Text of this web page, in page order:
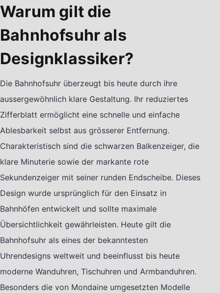
Warum gilt die
Bahnhofsuhr als
Designklassiker?
Die Bahnhofsuhr überzeugt bis heute durch ihre
aussergewöhnlich klare Gestaltung. Ihr reduziertes
Zifferblatt ermöglicht eine schnelle und einfache
Ablesbarkeit selbst aus grösserer Entfernung.
Charakteristisch sind die schwarzen Balkenzeiger, die
klare Minuterie sowie der markante rote
Sekundenzeiger mit seiner runden Endscheibe. Dieses
Design wurde ursprünglich für den Einsatz in
Bahnhöfen entwickelt und sollte maximale
Übersichtlichkeit gewährleisten. Heute gilt die
Bahnhofsuhr als eines der bekanntesten
Uhrendesigns weltweit und beeinflusst bis heute
moderne Wanduhren, Tischuhren und Armbanduhren.
Besonders die von Mondaine umgesetzten Modelle